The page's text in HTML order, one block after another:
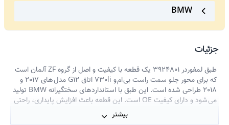
BMW
جزئیات
طبق لمفوردر 3924801 یک قطعه با کیفیت و اصل از گروه ZF آلمان است
که برای محور جلو سمت راست بی ام و 730li اتاق G12 مدل های 2017 و
2018 طراحی شده است. این طبق با استانداردهای سختگیرانه BMW تولید
می شود و دارای کیفیت OE است. این قطعه باعث افزایش پایداری، راحتی
سواری و بهبود هندلینگ خودرو می‌شود. برای سمت چپ می توانید شماره
بیشتر